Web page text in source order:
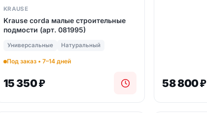
KRAUSE
Krause corda малые строительные
подмости (арт. 081995)
Универсальные Натуральный
Под заказ • 7–14 дней
15 350₽ 58 800₽